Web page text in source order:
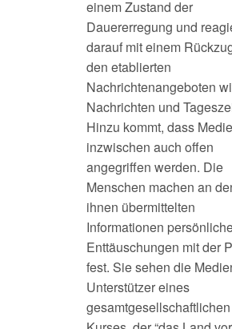
einem Zustand der
Dauererregung und
darauf mit einem
den etablierten
Nachrichtenangeboten
Nachrichten und
Hinzu kommt, dass
inzwischen auch offen
angegriffen werden. Die
Menschen machen an
ihnen übermittelten
Informationen
Enttäuschungen mit der
fest. Sie sehen die
Unterstützer eines
gesamtgesellschaftlichen